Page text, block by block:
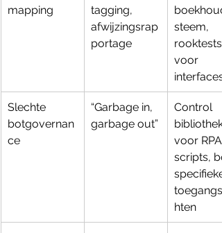
mapping
tagging,
afwijzingsrap
portage
steem,
rooktests
voor
interfaces
Slechte
botgovernan
ce
“Garbage in,
garbage out”
Control
voor RPA-
scripts,
specifieke
hten